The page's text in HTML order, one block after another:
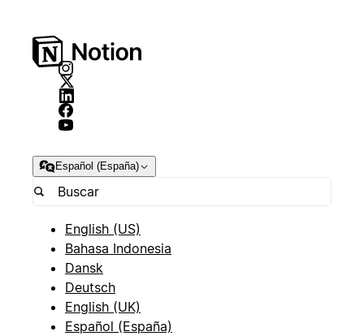
Español (España)
English (US)
Bahasa Indonesia
Dansk
Deutsch
English (UK)
Español (España)